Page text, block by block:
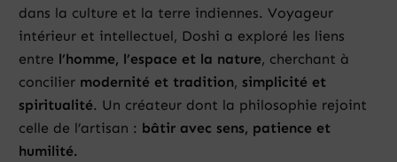
dans la culture et la terre indiennes. Voyageur
intérieur et intellectuel, Doshi a exploré les liens
entre l’homme, l’espace et la nature, cherchant à
concilier modernité et tradition, simplicité et
spiritualité. Un créateur dont la philosophie rejoint
celle de l’artisan : bâtir avec sens, patience et
humilité.